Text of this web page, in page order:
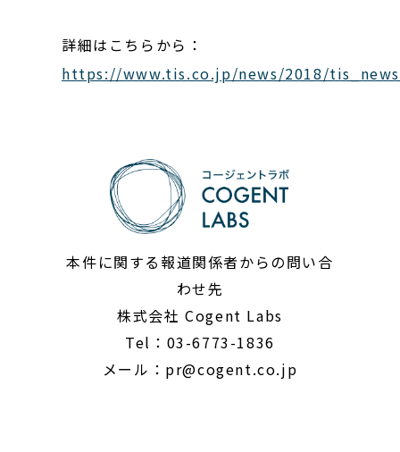
詳細はこちらから：
https://www.tis.co.jp/news/2018/
本件に関する報道関係者からの問い合
わせ先
株式会社 Cogent Labs
Tel：03-6773-1836
メール： pr@cogent.co.jp